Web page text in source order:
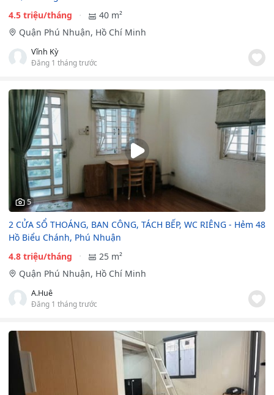
4.5 triệu/tháng
40 m²
Quận Phú Nhuận, Hồ Chí Minh
Vĩnh Kỳ
Đăng 1 tháng trước
5
2 CỬA SỔ THOÁNG, BAN CÔNG, TÁCH BẾP, WC RIÊNG - Hẻm 48
Hồ Biểu Chánh, Phú Nhuận
4.8 triệu/tháng
25 m²
Quận Phú Nhuận, Hồ Chí Minh
A.Huê
Đăng 1 tháng trước